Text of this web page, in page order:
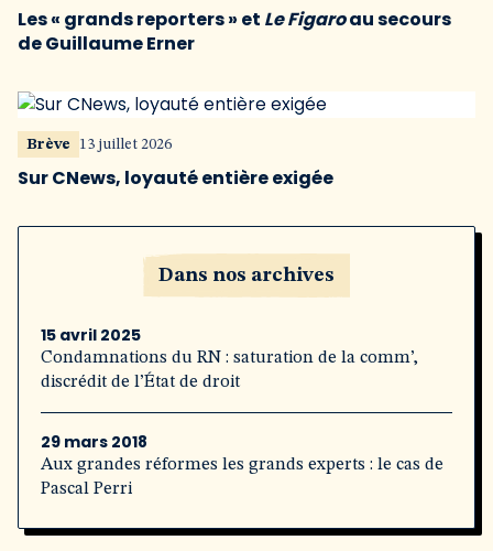
Les « grands reporters » et Le Figaroau secours
de Guillaume Erner
Brève 13 juillet 2026
Sur CNews, loyauté entière exigée
Dans nos archives
15 avril 2025
Condamnations du RN : saturation de la comm’,
discrédit de l’État de droit
29 mars 2018
Aux grandes réformes les grands experts : le cas de
Pascal Perri